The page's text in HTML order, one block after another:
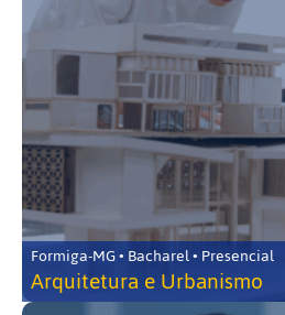
Formiga-MG • Bacharel • Presencial
Arquitetura e Urbanismo